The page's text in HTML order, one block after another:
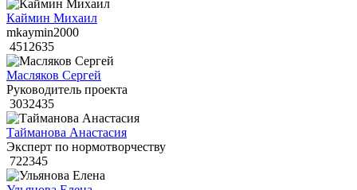
Каймин Михаил
mkaymin2000
4512635
Масляков Сергей
Руководитель проекта
3032435
Тайманова Анастасия
Эксперт по нормотворчеству
722345